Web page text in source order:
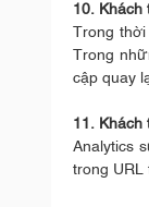
10. Khách
Trong
Trong
cập quay
11. Khách
Analytics
trong URL